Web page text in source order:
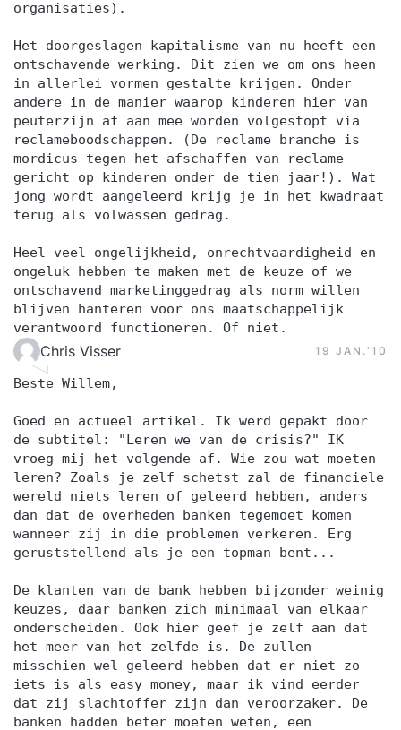
organisaties).
Het doorgeslagen kapitalisme van nu heeft een
ontschavende werking. Dit zien we om ons heen
in allerlei vormen gestalte krijgen. Onder
andere in de manier waarop kinderen hier van
peuterzijn af aan mee worden volgestopt via
reclameboodschappen. (De reclame branche is
mordicus tegen het afschaffen van reclame
gericht op kinderen onder de tien jaar!). Wat
jong wordt aangeleerd krijg je in het kwadraat
terug als volwassen gedrag.
Heel veel ongelijkheid, onrechtvaardigheid en
ongeluk hebben te maken met de keuze of we
ontschavend marketinggedrag als norm willen
blijven hanteren voor ons maatschappelijk
verantwoord functioneren. Of niet.
Chris Visser 19 JAN.‘10
Beste Willem,
Goed en actueel artikel. Ik werd gepakt door
de subtitel: "Leren we van de crisis?" IK
vroeg mij het volgende af. Wie zou wat moeten
leren? Zoals je zelf schetst zal de financiele
wereld niets leren of geleerd hebben, anders
dan dat de overheden banken tegemoet komen
wanneer zij in die problemen verkeren. Erg
geruststellend als je een topman bent...
De klanten van de bank hebben bijzonder weinig
keuzes, daar banken zich minimaal van elkaar
onderscheiden. Ook hier geef je zelf aan dat
het meer van het zelfde is. De zullen
misschien wel geleerd hebben dat er niet zo
iets is als easy money, maar ik vind eerder
dat zij slachtoffer zijn dan veroorzaker. De
banken hadden beter moeten weten, een